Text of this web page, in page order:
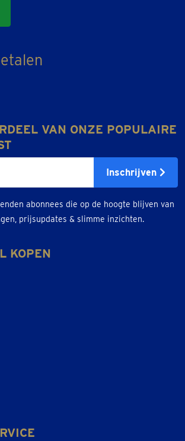
VAN ONZE POPULAIRE
Inschrijven
abonnees die op de hoogte blijven van
prijsupdates & slimme inzichten.
KOPEN